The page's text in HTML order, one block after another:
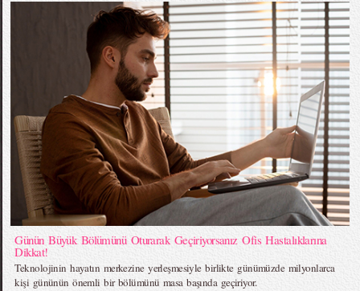
Günün Büyük Bölümünü Oturarak Geçiriyorsanız Ofis Hastalıklarına
Dikkat!
Teknolojinin hayatın merkezine yerleşmesiyle birlikte günümüzde milyonlarca
kişi gününün önemli bir bölümünü masa başında geçiriyor.